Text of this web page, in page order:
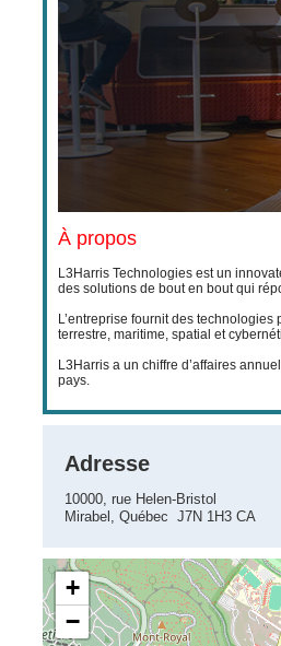
À propos
L3Harris Technologies est un
des solutions de bout en bout qui
L’entreprise fournit des
terrestre, maritime, spatial et
L3Harris a un chiffre d’affaires
pays.
Adresse
10000, rue Helen-Bristol
Mirabel, Québec J7N 1H3 CA
+
−